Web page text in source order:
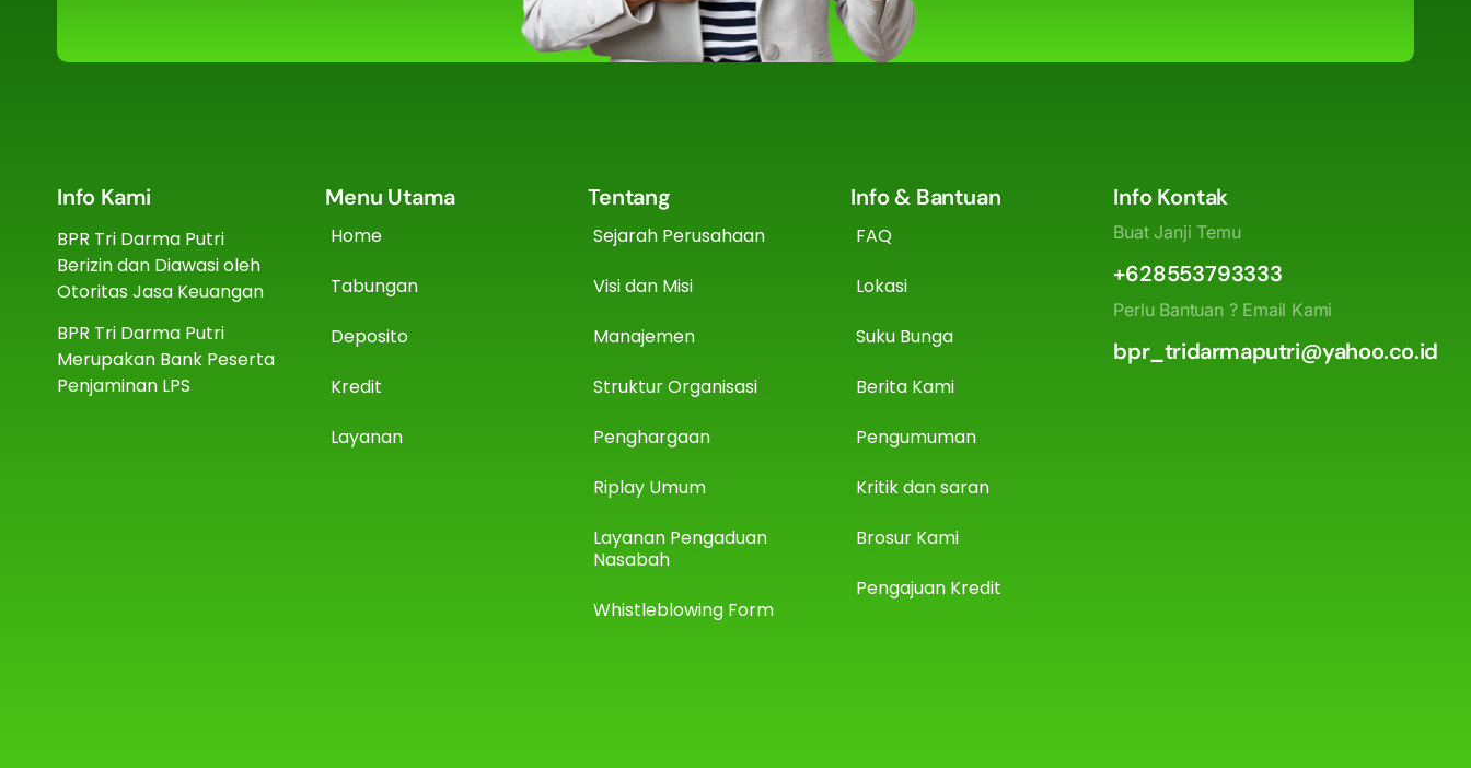
Info Kami
BPR Tri Darma Putri
Berizin dan Diawasi oleh
Otoritas Jasa Keuangan
BPR Tri Darma Putri
Merupakan Bank Peserta
Penjaminan LPS
Menu Utama
Home
Tabungan
Deposito
Kredit
Layanan
Tentang
Sejarah Perusahaan
Visi dan Misi
Manajemen
Struktur Organisasi
Penghargaan
Riplay Umum
Layanan Pengaduan
Nasabah
Whistleblowing Form
Info & Bantuan
FAQ
Lokasi
Suku Bunga
Berita Kami
Pengumuman
Kritik dan saran
Brosur Kami
Pengajuan Kredit
Info Kontak
Buat Janji Temu
+628553793333
Perlu Bantuan ? Email Kami
bpr_tridarmaputri@yahoo.co.id